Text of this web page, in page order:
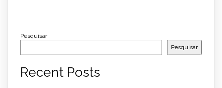
Pesquisar
Pesquisar
Recent Posts